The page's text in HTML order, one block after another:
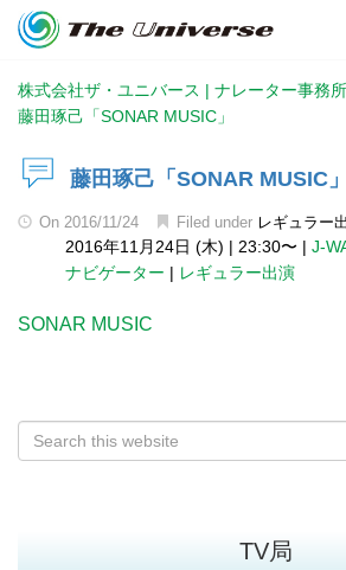
株式会社ザ・ユニバース | ナレーター事務所
藤田琢己「SONAR MUSIC」
藤田琢己「SONAR MUSIC」
On 2016/11/24 Filed under レギュラー
2016年11月24日 (木) | 23:30〜 | J-
ナビゲーター | レギュラー出演
SONAR MUSIC
TV局